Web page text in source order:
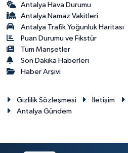
Antalya Hava Durumu
Antalya Namaz Vakitleri
Antalya Trafik Yoğunluk Haritası
Puan Durumu ve Fikstür
Tüm Manşetler
Son Dakika Haberleri
Haber Arşivi
Gizlilik Sözleşmesi İletişim
Antalya Gündem